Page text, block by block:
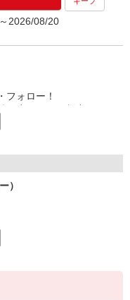
2026/08/20
フォロー！
きながら資格取得が可能
トも充実
てと仕事の両立を応援◎
ア相談など、各相談窓
）
う」「どんな工夫をした